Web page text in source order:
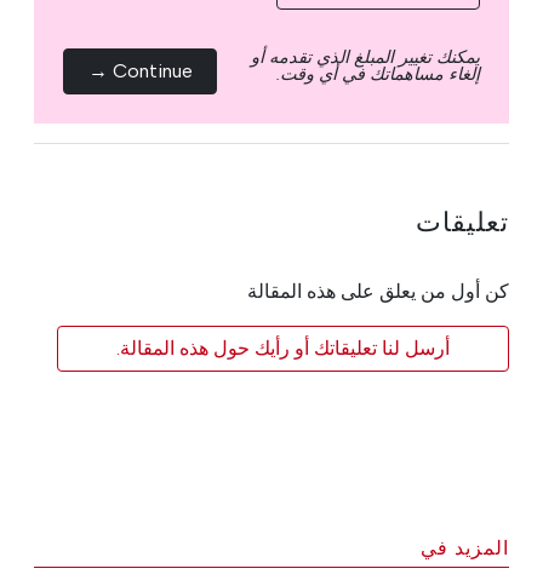
يمكنك تغيير المبلغ الذي تقدمه أو
إلغاء مساهماتك في أي وقت. Continue →
تعليقات
كن أول من يعلق على هذه المقالة
أرسل لنا تعليقاتك أو رأيك حول هذه المقالة.
المزيد في